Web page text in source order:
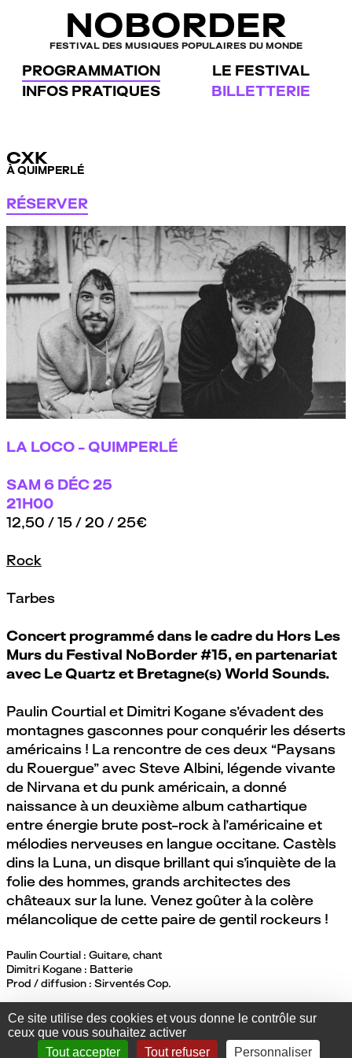
Ce site utilise des cookies et vous donne le contrôle sur
ceux que vous souhaitez activer
Tout accepter
Tout refuser Personnaliser
NOBORDER
FESTIVAL DES MUSIQUES POPULAIRES DU MONDE
PROGRAMMATION
LE FESTIVAL
INFOS PRATIQUES
BILLETTERIE
CXK
À QUIMPERLÉ
RÉSERVER
LA LOCO - QUIMPERLÉ
SAM 6 DÉC 25
21H00
12,50 / 15 / 20 / 25€
Rock
Tarbes
Concert programmé dans le cadre du Hors Les
Murs du Festival NoBorder #15, en partenariat
avec Le Quartz et Bretagne(s) World Sounds.
Paulin Courtial et Dimitri Kogane s’évadent des
montagnes gasconnes pour conquérir les déserts
américains ! La rencontre de ces deux “Paysans
du Rouergue” avec Steve Albini, légende vivante
de Nirvana et du punk américain, a donné
naissance à un deuxième album cathartique
entre énergie brute post-rock à l’américaine et
mélodies nerveuses en langue occitane. Castèls
dins la Luna, un disque brillant qui s’inquiète de la
folie des hommes, grands architectes des
châteaux sur la lune. Venez goûter à la colère
mélancolique de cette paire de gentil rockeurs !
Paulin Courtial : Guitare, chant
Dimitri Kogane : Batterie
Prod / diffusion : Sirventés Cop.
CONTACTS MENTIONS LÉGALES
PLAN DU SITE
SE CONNECTER